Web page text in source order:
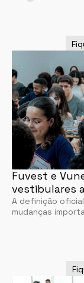
Fuvest e
vestibulares
A definição
mudanças